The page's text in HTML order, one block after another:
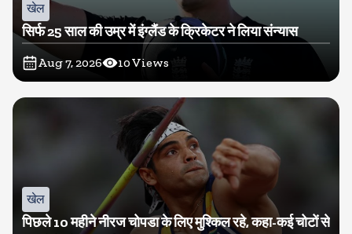
खेल
सिर्फ 25 साल की उम्र में इंग्लैंड के क्रिकेटर ने लिया संन्यास
Aug 7, 2026 10Views
खेल
पिछले 10 महीने नीरज चोपडा के लिए मुश्किल रहे, कहा-कई चोटों से